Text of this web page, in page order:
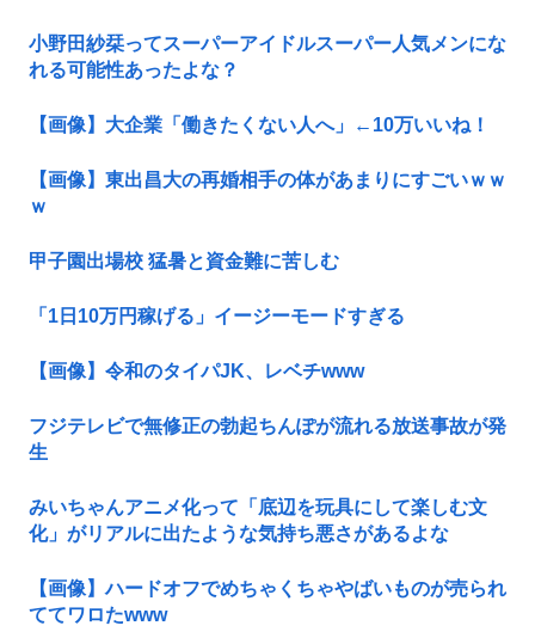
小野田紗栞ってスーパーアイドルスーパー人気メンにな
れる可能性あったよな？
【画像】大企業「働きたくない人へ」←10万いいね！
【画像】東出昌大の再婚相手の体があまりにすごいｗｗ
ｗ
甲子園出場校 猛暑と資金難に苦しむ
「1日10万円稼げる」イージーモードすぎる
【画像】令和のタイパJK、レベチwww
フジテレビで無修正の勃起ちんぽが流れる放送事故が発
生
みいちゃんアニメ化って「底辺を玩具にして楽しむ文
化」がリアルに出たような気持ち悪さがあるよな
【画像】ハードオフでめちゃくちゃやばいものが売られ
ててワロたwww